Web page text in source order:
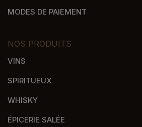
MODES DE PAIEMENT
NOS PRODUITS
VINS
SPIRITUEUX
WHISKY
ÉPICERIE SALÉE